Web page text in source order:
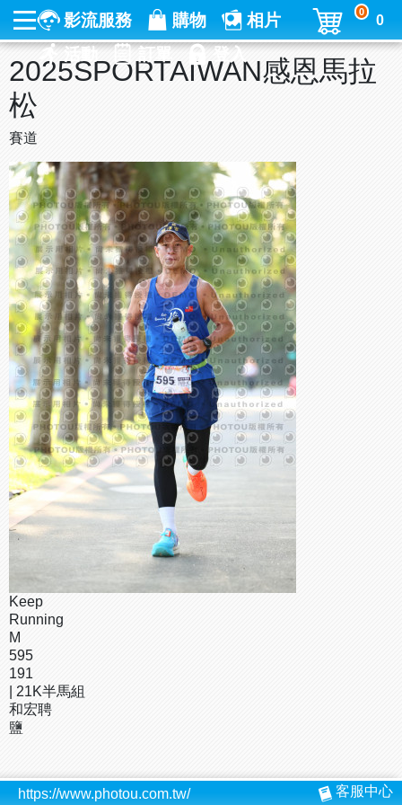
影流服務 購物
相片
活動
訂單 登入
0
0
2025SPORTAIWAN感恩馬拉
松
賽道
Keep
Running
M
595
191
| 21K半馬組
和宏聘
鹽
https://www.photou.com.tw/ 客服中心